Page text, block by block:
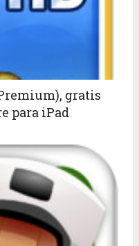
gratis
para iPad